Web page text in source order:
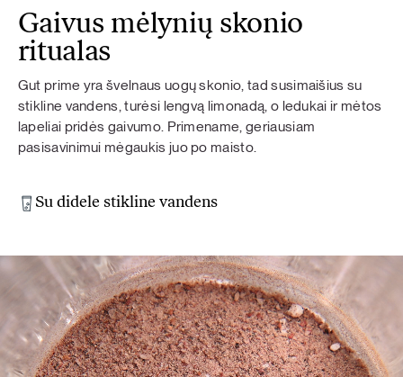
Gaivus mėlynių skonio
ritualas
Gut prime yra švelnaus uogų skonio, tad susimaišius su
stikline vandens, turėsi lengvą limonadą, o ledukai ir mėtos
lapeliai pridės gaivumo. Primename, geriausiam
pasisavinimui mėgaukis juo po maisto.
Su didele stikline vandens